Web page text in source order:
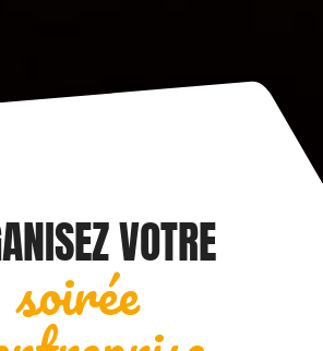
VOTRE
soirée